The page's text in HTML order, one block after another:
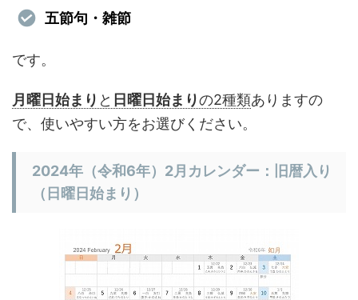
五節句・雑節
です。
月曜日始まり と 日曜日始まりの2種類ありますの
で、使いやすい方をお選びください。
2024年（令和6年）2月カレンダー：旧暦入り
（日曜日始まり）